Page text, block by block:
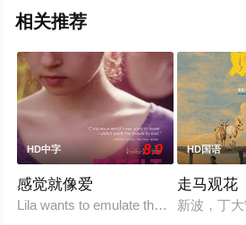
相关推荐
HD中字 8.0
感觉就像爱
Lila wants to emulate the sexual
HD国语
走马观花
新波，丁